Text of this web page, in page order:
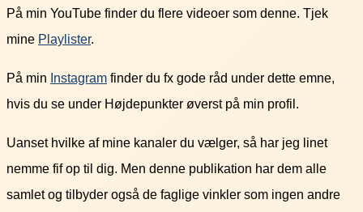
På min YouTube finder du flere videoer som denne. Tjek
mine Playlister.
På min Instagram finder du fx gode råd under dette emne,
hvis du se under Højdepunkter øverst på min profil.
Uanset hvilke af mine kanaler du vælger, så har jeg linet
nemme fif op til dig. Men denne publikation har dem alle
samlet og tilbyder også de faglige vinkler som ingen andre